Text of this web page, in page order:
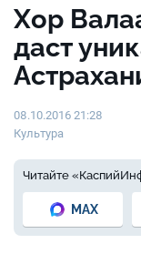
Хор
даст
08.10.2016 21:28
Культура
Читайте
MAX